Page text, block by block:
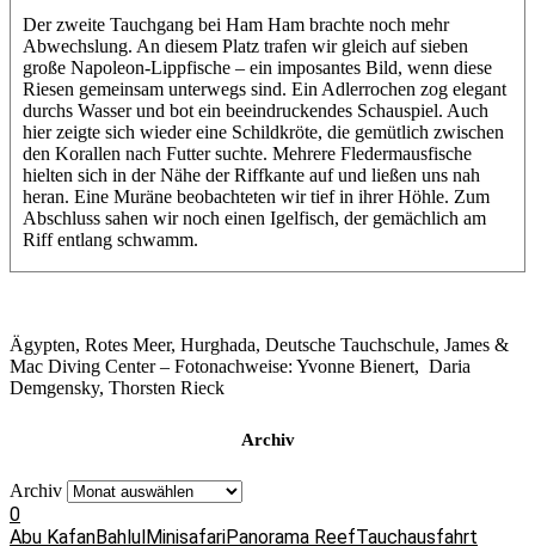
Der zweite Tauchgang bei Ham Ham brachte noch mehr
Abwechslung. An diesem Platz trafen wir gleich auf sieben
große Napoleon-Lippfische – ein imposantes Bild, wenn diese
Riesen gemeinsam unterwegs sind. Ein Adlerrochen zog elegant
durchs Wasser und bot ein beeindruckendes Schauspiel. Auch
hier zeigte sich wieder eine Schildkröte, die gemütlich zwischen
den Korallen nach Futter suchte. Mehrere Fledermausfische
hielten sich in der Nähe der Riffkante auf und ließen uns nah
heran. Eine Muräne beobachteten wir tief in ihrer Höhle. Zum
Abschluss sahen wir noch einen Igelfisch, der gemächlich am
Riff entlang schwamm.
Ägypten, Rotes Meer, Hurghada, Deutsche Tauchschule, James &
Mac Diving Center – Fotonachweise: Yvonne Bienert, Daria
Demgensky, Thorsten Rieck
Archiv
Archiv
0
Abu KafanBahlulMinisafariPanorama ReefTauchausfahrt